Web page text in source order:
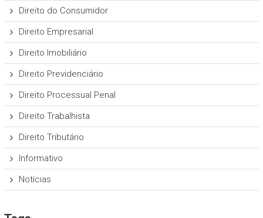
Direito do Consumidor
Direito Empresarial
Direito Imobiliário
Direito Previdenciário
Direito Processual Penal
Direito Trabalhista
Direito Tributário
Informativo
Notícias